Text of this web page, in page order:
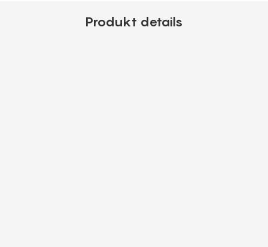
Produkt details